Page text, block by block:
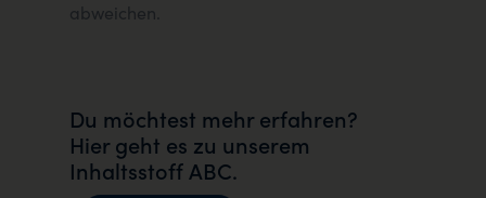
abweichen.
Du möchtest mehr erfahren?
Hier geht es zu unserem
Inhaltsstoff ABC.